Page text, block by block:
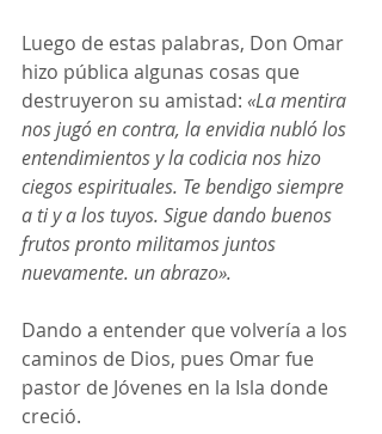
Luego de estas palabras, Don Omar
hizo pública algunas cosas que
destruyeron su amistad: «La mentira
nos jugó en contra, la envidia nubló los
entendimientos y la codicia nos hizo
ciegos espirituales. Te bendigo siempre
a ti y a los tuyos. Sigue dando buenos
frutos pronto militamos juntos
nuevamente. un abrazo».
Dando a entender que volvería a los
caminos de Dios, pues Omar fue
pastor de Jóvenes en la Isla donde
creció.